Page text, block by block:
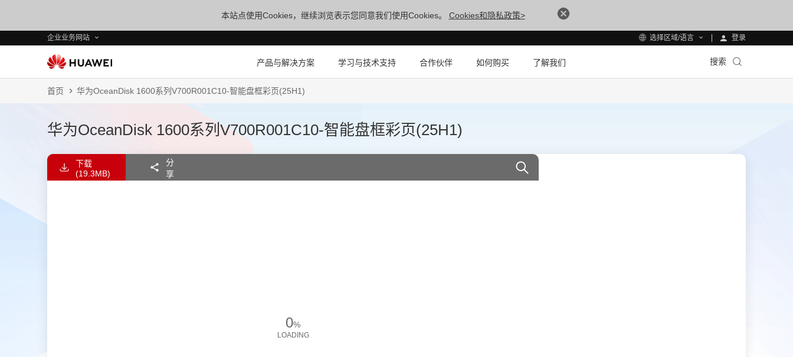
本站点使用Cookies，继续浏览表示您同意我们使用Cookies。 Cookies和隐私政策>
企业业务网站 选择区域/语言 登录
产品与解决方案 学习与技术支持 合作伙伴 如何购买 了解我们 搜索
首页 华为OceanDisk 1600系列V700R001C10-智能盘框彩页(25H1)
华为OceanDisk 1600系列V700R001C10-智能盘框彩页(25H1)
下载
(19.3MB)
分
享
0%
LOADING